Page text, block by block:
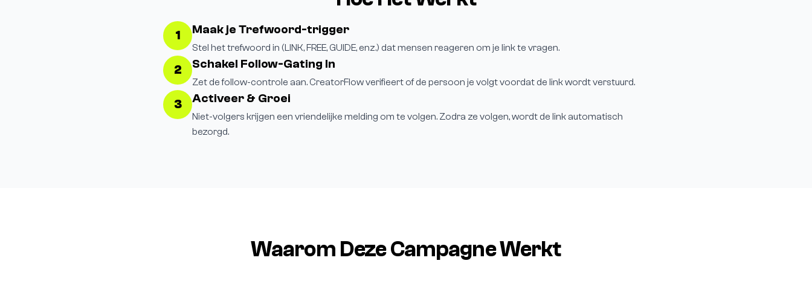
1 Maak je Trefwoord-trigger
Stel het trefwoord in (LINK, FREE, GUIDE, enz.) dat mensen reageren om je link te vragen.
2 Schakel Follow-Gating In
Zet de follow-controle aan. CreatorFlow verifieert of de persoon je volgt voordat de link wordt verstuurd.
3 Activeer & Groei
Niet-volgers krijgen een vriendelijke melding om te volgen. Zodra ze volgen, wordt de link automatisch
bezorgd.
Waarom Deze Campagne Werkt